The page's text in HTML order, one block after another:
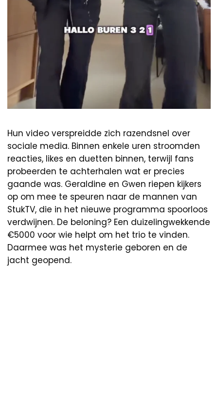
Hun video verspreidde zich razendsnel over
sociale media. Binnen enkele uren stroomden
reacties, likes en duetten binnen, terwijl fans
probeerden te achterhalen wat er precies
gaande was. Geraldine en Gwen riepen kijkers
op om mee te speuren naar de mannen van
StukTV, die in het nieuwe programma spoorloos
verdwijnen. De beloning? Een duizelingwekkende
€5000 voor wie helpt om het trio te vinden.
Daarmee was het mysterie geboren en de
jacht geopend.